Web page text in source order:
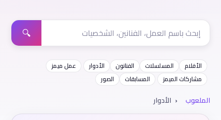
🔍
الأفلام المسلسلات الفنانون الأدوار
عمل ميمز
مشاركات الميمز
المسابقات الصور
الملعوب الأدوار